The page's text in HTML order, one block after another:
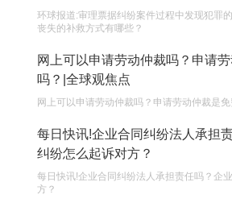
环球报道:审理票据纠纷案件过程中发现犯罪
丧失的补救方式有哪些？
网上可以申请劳动仲裁吗？申请
吗？|全球观焦点
网上可以申请劳动仲裁吗？申请劳动仲裁是
每日快讯!企业合同纠纷法人承担
纠纷怎么起诉对方？
每日快讯!企业合同纠纷法人承担责任吗？企
方？